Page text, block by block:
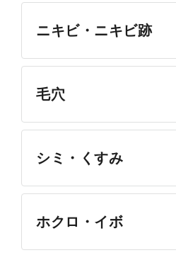
ニキビ・ニキビ跡
毛穴
シミ・くすみ
ホクロ・イボ